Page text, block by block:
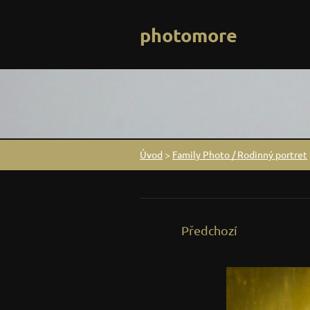
photomore
Úvod > Family Photo / Rodinný portret
Předchozí